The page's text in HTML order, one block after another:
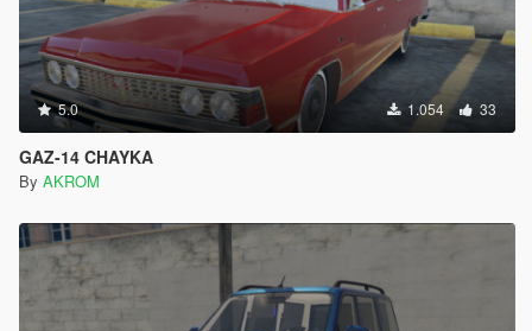
5.0 1.054 33
GAZ-14 CHAYKA
By AKROM